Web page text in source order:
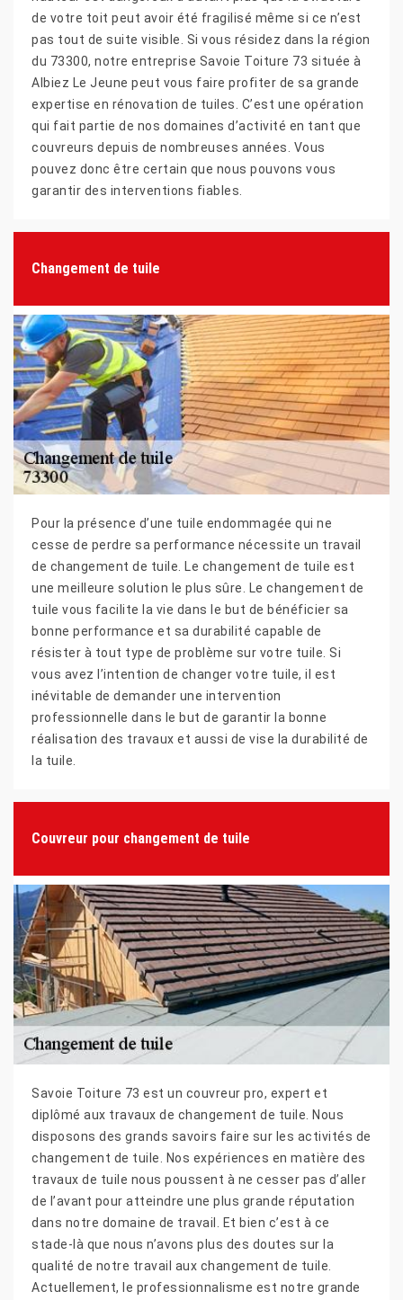
de votre toit peut avoir été fragilisé même si ce n’est
pas tout de suite visible. Si vous résidez dans la région
du 73300, notre entreprise Savoie Toiture 73 située à
Albiez Le Jeune peut vous faire profiter de sa grande
expertise en rénovation de tuiles. C’est une opération
qui fait partie de nos domaines d’activité en tant que
couvreurs depuis de nombreuses années. Vous
pouvez donc être certain que nous pouvons vous
garantir des interventions fiables.
Changement de tuile
Pour la présence d’une tuile endommagée qui ne
cesse de perdre sa performance nécessite un travail
de changement de tuile. Le changement de tuile est
une meilleure solution le plus sûre. Le changement de
tuile vous facilite la vie dans le but de bénéficier sa
bonne performance et sa durabilité capable de
résister à tout type de problème sur votre tuile. Si
vous avez l’intention de changer votre tuile, il est
inévitable de demander une intervention
professionnelle dans le but de garantir la bonne
réalisation des travaux et aussi de vise la durabilité de
la tuile.
Couvreur pour changement de tuile
Savoie Toiture 73 est un couvreur pro, expert et
diplômé aux travaux de changement de tuile. Nous
disposons des grands savoirs faire sur les activités de
changement de tuile. Nos expériences en matière des
travaux de tuile nous poussent à ne cesser pas d’aller
de l’avant pour atteindre une plus grande réputation
dans notre domaine de travail. Et bien c’est à ce
stade-là que nous n’avons plus des doutes sur la
qualité de notre travail aux changement de tuile.
Actuellement, le professionnalisme est notre grande